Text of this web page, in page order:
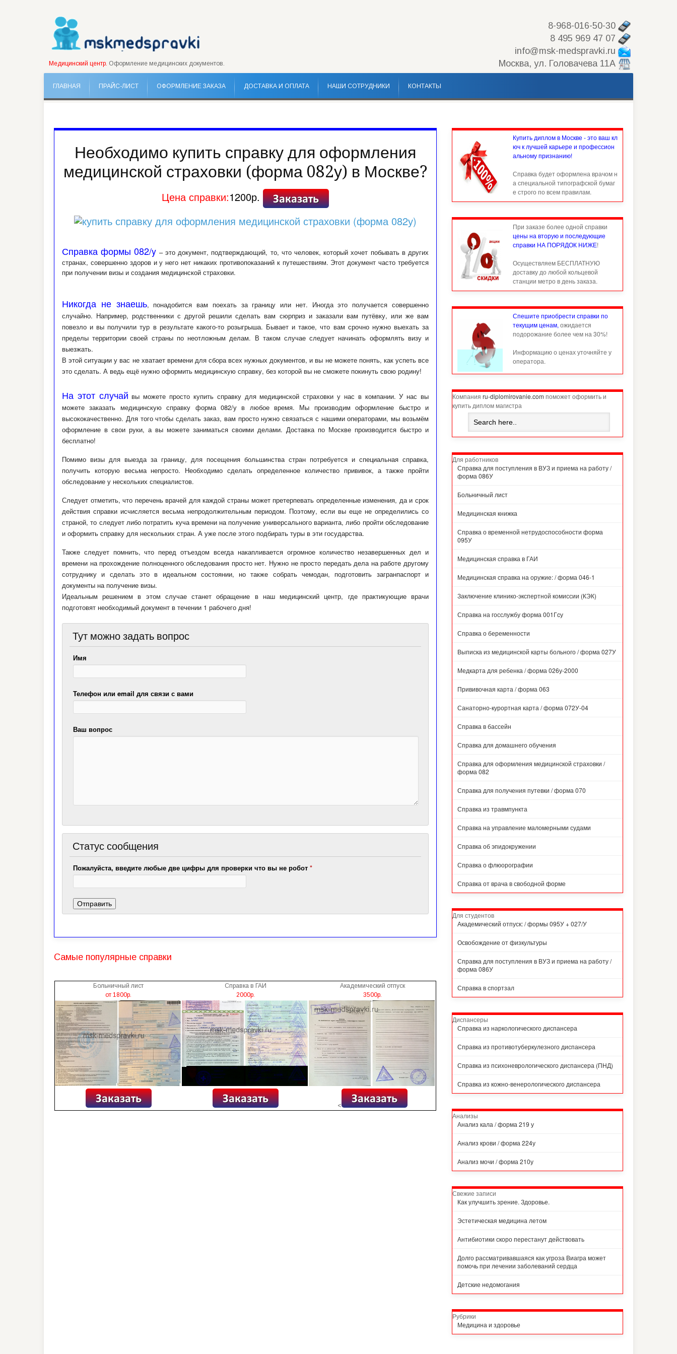
8-968-016-50-30
8 495 969 47 07
info@msk-medspravki.ru
Москва, ул. Головачева 11А
Медицинский центр. Оформление медицинских документов.
ГЛАВНАЯ ПРАЙС-ЛИСТ ОФОРМЛЕНИЕ ЗАКАЗА ДОСТАВКА И ОПЛАТА НАШИ СОТРУДНИКИ КОНТАКТЫ
Необходимо купить справку для оформления
медицинской страховки (форма 082у) в Москве?
Цена справки:1200р.
Справка формы 082/y – это документ, подтверждающий, то, что человек, который хочет побывать в других
странах, совершенно здоров и у него нет никаких противопоказаний к путешествиям. Этот документ часто требуется
при получении визы и создания медицинской страховки.
Никогда не знаешь, понадобится вам поехать за границу или нет. Иногда это получается совершенно
случайно. Например, родственники с другой решили сделать вам сюрприз и заказали вам путёвку, или же вам
повезло и вы получили тур в результате какого-то розыгрыша. Бывает и такое, что вам срочно нужно выехать за
пределы территории своей страны по неотложным делам. В таком случае следует начинать оформлять визу и
выезжать.
В этой ситуации у вас не хватает времени для сбора всех нужных документов, и вы не можете понять, как успеть все
это сделать. А ведь ещё нужно оформить медицинскую справку, без которой вы не сможете покинуть свою родину!
На этот случай вы можете просто купить справку для медицинской страховки у нас в компании. У нас вы
можете заказать медицинскую справку форма 082/у в любое время. Мы производим оформление быстро и
высококачественно. Для того чтобы сделать заказ, вам просто нужно связаться с нашими операторами, мы возьмём
оформление в свои руки, а вы можете заниматься своими делами. Доставка по Москве производится быстро и
бесплатно!
Помимо визы для выезда за границу, для посещения большинства стран потребуется и специальная справка,
получить которую весьма непросто. Необходимо сделать определенное количество прививок, а также пройти
обследование у нескольких специалистов.
Следует отметить, что перечень врачей для каждой страны может претерпевать определенные изменения, да и срок
действия справки исчисляется весьма непродолжительным периодом. Поэтому, если вы еще не определились со
страной, то следует либо потратить куча времени на получение универсального варианта, либо пройти обследование
и оформить справку для нескольких стран. А уже после этого подбирать туры в эти государства.
Также следует помнить, что перед отъездом всегда накапливается огромное количество незавершенных дел и
времени на прохождение полноценного обследования просто нет. Нужно не просто передать дела на работе другому
сотруднику и сделать это в идеальном состоянии, но также собрать чемодан, подготовить загранпаспорт и
документы на получение визы.
Идеальным решением в этом случае станет обращение в наш медицинский центр, где практикующие врачи
подготовят необходимый документ в течении 1 рабочего дня!
Тут можно задать вопрос
Имя
Телефон или email для связи с вами
Ваш вопрос
Статус сообщения
Пожалуйста, введите любые две цифры для проверки что вы не робот *
Самые популярные справки
Больничный лист Справка в ГАИ
Академический отпуск
от 1800р.
2000р. 3500р.
<
Купить диплом в Москве - это ваш кл
юч к лучшей карьере и профессион
альному признанию!
Справка будет оформлена врачом н
а специальной типографской бумаг
е строго по всем правилам.
При заказе более одной справки
цены на вторую и последующие
справки НА ПОРЯДОК НИЖЕ!
Осуществляем БЕСПЛАТНУЮ
доставку до любой кольцевой
станции метро в день заказа.
Спешите приобрести справки по
текущим ценам, ожидается
подорожание более чем на 30%!
Информацию о ценах уточняйте у
оператора.
Компания ru-diplomirovanie.com поможет оформить и
купить диплом магистра
Для работников
Справка для поступления в ВУЗ и приема на работу /
форма 086У
Больничный лист
Медицинская книжка
Справка о временной нетрудоспособности форма
095У
Медицинская справка в ГАИ
Медицинская справка на оружие: / форма 046-1
Заключение клинико-экспертной комиссии (КЭК)
Справка на госслужбу форма 001Гcу
Справка о беременности
Выписка из медицинской карты больного / форма 027У
Медкарта для ребенка / форма 026у-2000
Прививочная карта / форма 063
Санаторно-курортная карта / форма 072У-04
Справка в бассейн
Справка для домашнего обучения
Справка для оформления медицинской страховки /
форма 082
Справка для получения путевки / форма 070
Справка из травмпункта
Справка на управление маломерными судами
Справка об эпидокружении
Справка о флюорографии
Справка от врача в свободной форме
Для студентов
Академический отпуск: / формы 095У + 027/У
Освобождение от физкультуры
Справка для поступления в ВУЗ и приема на работу /
форма 086У
Справка в спортзал
Диспансеры
Справка из наркологического диспансера
Справка из противотуберкулезного диспансера
Справка из психоневрологического диспансера (ПНД)
Справка из кожно-венерологического диспансера
Анализы
Анализ кала / форма 219 у
Анализ крови / форма 224у
Анализ мочи / форма 210у
Свежие записи
Как улучшить зрение. Здоровье.
Эстетическая медицина летом
Антибиотики скоро перестанут действовать
Долго рассматривавшаяся как угроза Виагра может
помочь при лечении заболеваний сердца
Детские недомогания
Рубрики
Медицина и здоровье